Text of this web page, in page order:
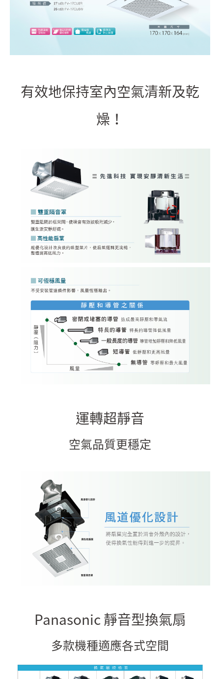
有效地保持室內空氣清新及乾
燥！
運轉超靜音
空氣品質更穩定
Panasonic 靜音型換氣扇
多款機種適應各式空間